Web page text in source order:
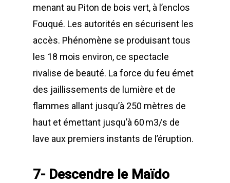
menant au Piton de bois vert, à l’enclos
Fouqué. Les autorités en sécurisent les
accès. Phénomène se produisant tous
les 18 mois environ, ce spectacle
rivalise de beauté. La force du feu émet
des jaillissements de lumière et de
flammes allant jusqu’à 250 mètres de
haut et émettant jusqu’à 60 m3/s de
lave aux premiers instants de l’éruption.
7- Descendre le Maïdo